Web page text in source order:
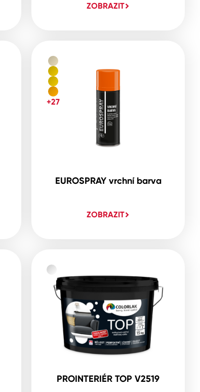
ZOBRAZIT
EUROSPRAY vrchní barva
ZOBRAZIT
+27
PROINTERIÉR TOP V2519